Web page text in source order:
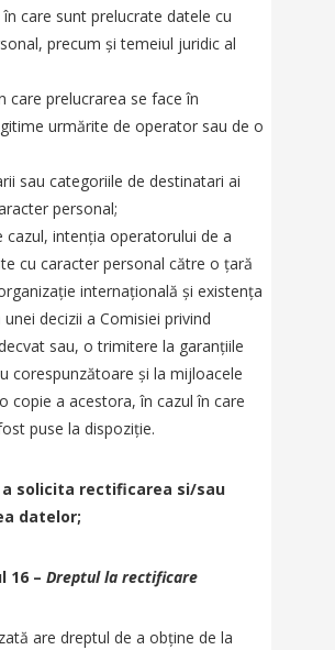
care sunt prelucrate datele cu
precum și temeiul juridic al
care prelucrarea se face în
urmărite de operator sau de o
sau categoriile de destinatari ai
personal;
cazul, intenția operatorului de a
cu caracter personal către o țară
internațională și existența
decizii a Comisiei privind
sau, o trimitere la garanțiile
corespunzătoare și la mijloacele
copie a acestora, în cazul în care
puse la dispoziție.
a solicita rectificarea si/sau
datelor;
16 –Dreptul la rectificare
are dreptul de a obține de la